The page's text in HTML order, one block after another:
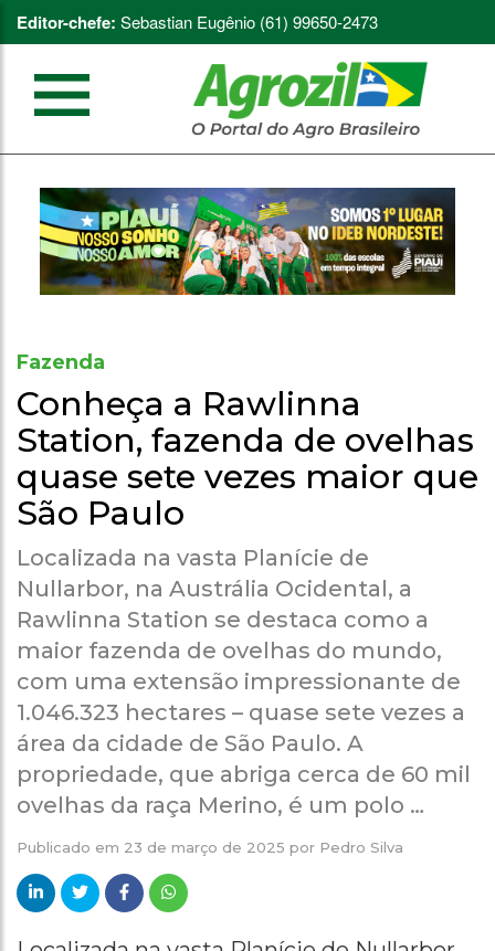
Editor-chefe: Sebastian Eugênio (61) 99650-2473
Fazenda
Conheça a Rawlinna
Station, fazenda de ovelhas
quase sete vezes maior que
São Paulo
Localizada na vasta Planície de
Nullarbor, na Austrália Ocidental, a
Rawlinna Station se destaca como a
maior fazenda de ovelhas do mundo,
com uma extensão impressionante de
1.046.323 hectares – quase sete vezes a
área da cidade de São Paulo. A
propriedade, que abriga cerca de 60 mil
ovelhas da raça Merino, é um polo …
Publicado em 23 de março de 2025 por Pedro Silva